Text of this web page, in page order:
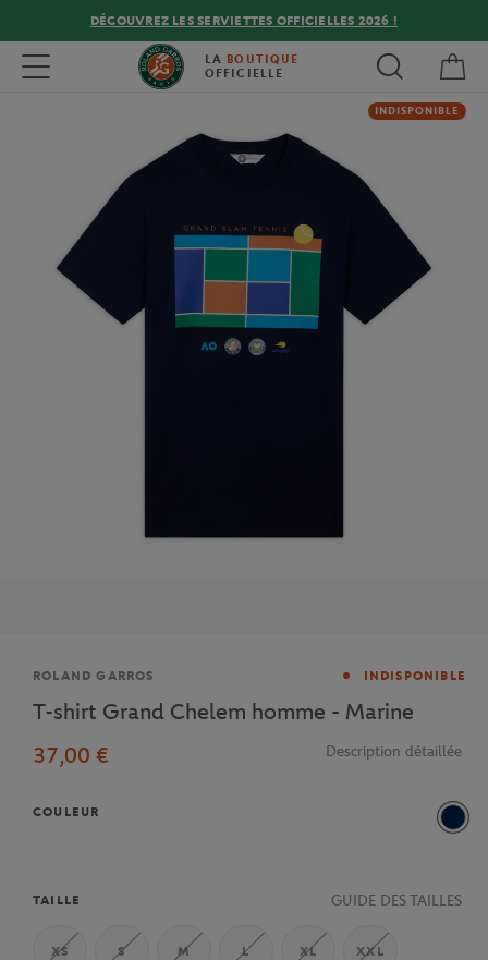
DÉCOUVREZ LES SERVIETTES OFFICIELLES 2026 !
Toggle navigation LA BOUTIQUE
OFFICIELLE
INDISPONIBLE
Marque
ROLAND GARROS INDISPONIBLE
T-shirt Grand Chelem homme - Marine
37,00 €
Description détaillée
COULEUR
TAILLE GUIDE DES TAILLES
XS S M L XL XXL